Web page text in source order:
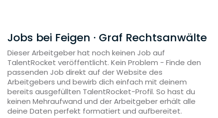
Jobs bei Feigen · Graf Rechtsanwälte
Dieser Arbeitgeber hat noch keinen Job auf
TalentRocket veröffentlicht. Kein Problem - Finde den
passenden Job direkt auf der Website des
Arbeitgebers und bewirb dich einfach mit deinem
bereits ausgefüllten TalentRocket-Profil. So hast du
keinen Mehraufwand und der Arbeitgeber erhält alle
deine Daten perfekt formatiert und aufbereitet.